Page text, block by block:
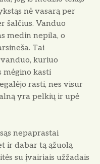
nė vasarą per
šalčius. Vanduo
medin nepila, o
Tai
kuriuo
mėgino kasti
rasti, nes visur
yra pelkių ir upė
nepaprastai
ir dabar tą ąžuolą
su įvai­riais užžadais